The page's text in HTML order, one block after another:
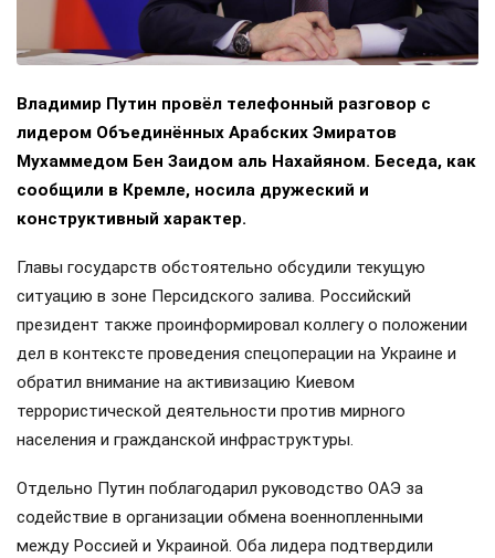
Владимир Путин провёл телефонный разговор с
лидером Объединённых Арабских Эмиратов
Мухаммедом Бен Заидом аль Нахайяном. Беседа, как
сообщили в Кремле, носила дружеский и
конструктивный характер.
Главы государств обстоятельно обсудили текущую
ситуацию в зоне Персидского залива. Российский
президент также проинформировал коллегу о положении
дел в контексте проведения спецоперации на Украине и
обратил внимание на активизацию Киевом
террористической деятельности против мирного
населения и гражданской инфраструктуры.
Отдельно Путин поблагодарил руководство ОАЭ за
содействие в организации обмена военнопленными
между Россией и Украиной. Оба лидера подтвердили